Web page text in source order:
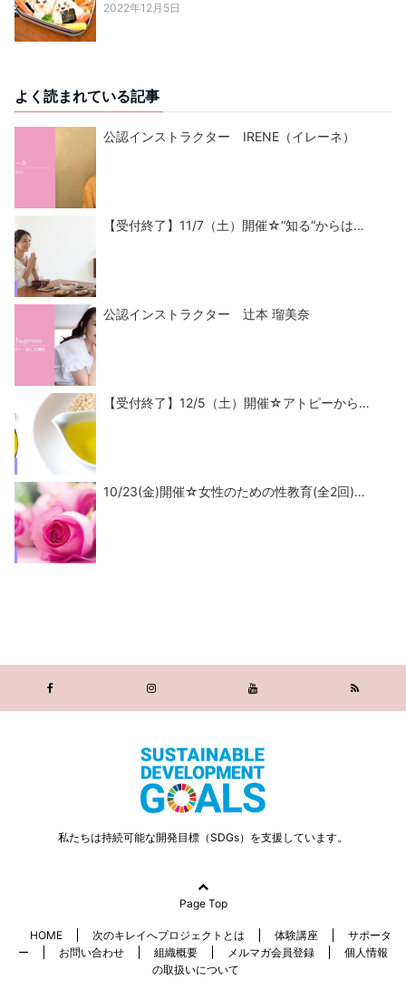
2022年12月5日
よく読まれている記事
公認インストラクター IRENE（イレーネ）
【受付終了】11/7（土）開催☆“知る“からは…
公認インストラクター 辻本 瑠美奈
【受付終了】12/5（土）開催☆アトピーから…
10/23(金)開催☆女性のための性教育(全2回)…
私たちは持続可能な開発目標（SDGs）を支援しています。
Page Top
HOME 次のキレイへプロジェクトとは 体験講座
サポータ
ー
お問い合わせ 組織概要 メルマガ会員登録
個人情報
の取扱いについて